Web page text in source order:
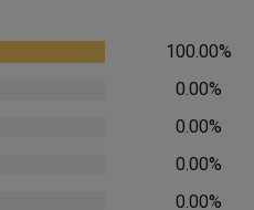
100.00%
0.00%
0.00%
0.00%
0.00%